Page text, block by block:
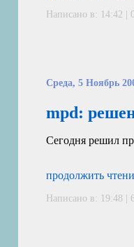
Написано в: 14:42 |
Среда, 5 Ноябрь
mpd:
Сегодня решил
продолжить
Написано в: 19:48 |